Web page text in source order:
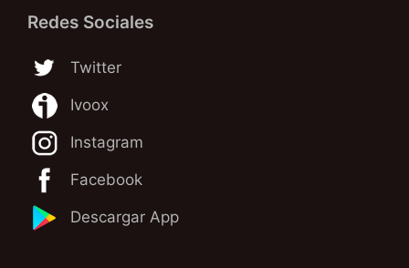
Redes Sociales
Twitter
Ivoox
Instagram
Facebook
Descargar App